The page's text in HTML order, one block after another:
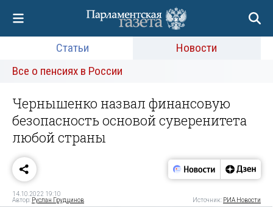
Статьи
Новости
Все о пенсиях в России
Чернышенко назвал финансовую
безопасность основой суверенитета
любой страны
14.10.2022 19:10
Автор: Руслан Грудцинов Источник: РИА Новости